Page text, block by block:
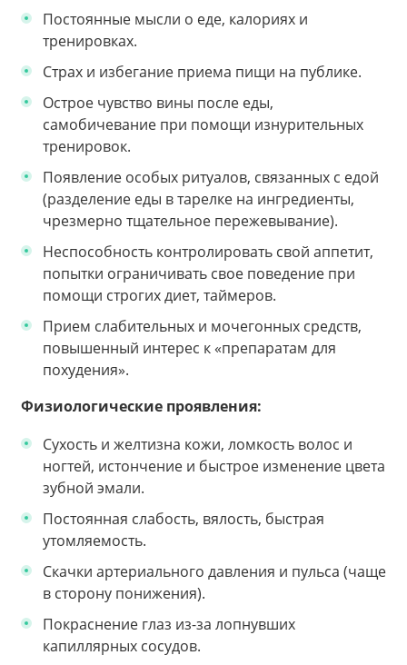
Постоянные мысли о еде, калориях и
тренировках.
Страх и избегание приема пищи на публике.
Острое чувство вины после еды,
самобичевание при помощи изнурительных
тренировок.
Появление особых ритуалов, связанных с едой
(разделение еды в тарелке на ингредиенты,
чрезмерно тщательное пережевывание).
Неспособность контролировать свой аппетит,
попытки ограничивать свое поведение при
помощи строгих диет, таймеров.
Прием слабительных и мочегонных средств,
повышенный интерес к «препаратам для
похудения».
Физиологические проявления:
Сухость и желтизна кожи, ломкость волос и
ногтей, истончение и быстрое изменение цвета
зубной эмали.
Постоянная слабость, вялость, быстрая
утомляемость.
Скачки артериального давления и пульса (чаще
в сторону понижения).
Покраснение глаз из-за лопнувших
капиллярных сосудов.